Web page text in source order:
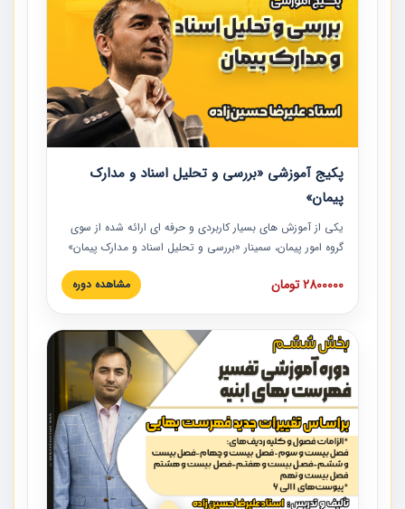
پکیج آموزشی «بررسی و تحلیل اسناد و مدارک
پیمان»
یکی از آموزش‏‏‏‏‏‏ های بسیار کاربردی و حرفه‏ ای ارائه شده از سوی
گروه امور پیمان، سمینار «بررسی و تحلیل اسناد و مدارک پیمان»
است که در دانشگاه صنعتی شریف ارائه شد. در این آموزش
نکات کلیدی مربوط به اسناد و مدارک پیمان، اولویت بندی اسناد
پیمان به همراه تجربیات عملی در این خصوص ارائه شده است.
2800000 تومان مشاهده دوره